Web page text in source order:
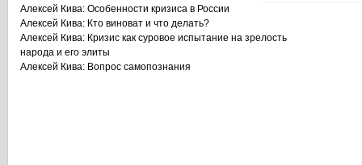
Алексей Кива: Особенности кризиса в России
Алексей Кива: Кто виноват и что делать?
Алексей Кива: Кризис как суровое испытание на зрелость
народа и его элиты
Алексей Кива: Вопрос самопознания